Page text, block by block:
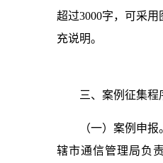
超过3000字，可采
充说明。
三、 案例征集程
（一）案例申
辖市通信管理局负